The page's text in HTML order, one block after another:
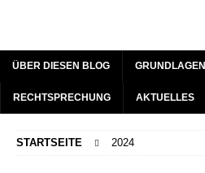
ÜBER DIESEN BLOG GRUNDLAGEN
RECHTSPRECHUNG AKTUELLES
STARTSEITE 2024